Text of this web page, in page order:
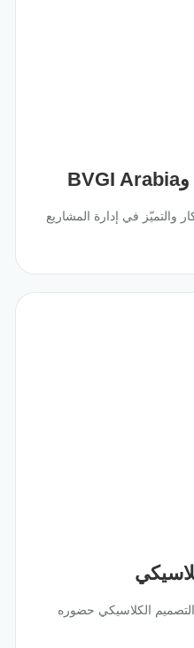
والتميّز في إدارة المشاريع
الكلاسيكي حضوره